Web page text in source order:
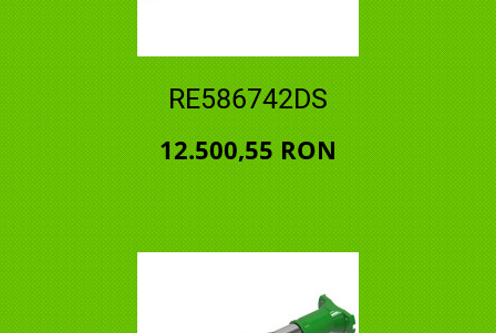
RE586742DS
12.500,55 RON